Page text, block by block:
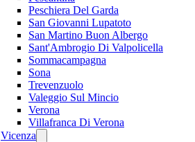
Peschiera Del Garda
San Giovanni Lupatoto
San Martino Buon Albergo
Sant'Ambrogio Di Valpolicella
Sommacampagna
Sona
Trevenzuolo
Valeggio Sul Mincio
Verona
Villafranca Di Verona
Vicenza